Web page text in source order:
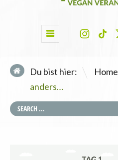
Du bist hier: Home
anders…